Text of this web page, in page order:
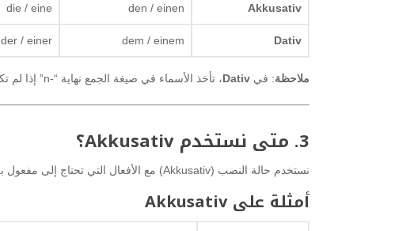
Akkusativ
den / einen
die / eine
Dativ
dem / einem
der / einer
ملاحظة: في Dativ، تأخذ الأسماء في صيغة الجمع نهاية “-n” إذا لم تكن موجودة بالفعل.
3. متى نستخدم Akkusativ؟
نستخدم حالة النصب (Akkusativ) مع الأفعال التي تحتاج إلى مفعول به مباشر.
أمثلة على Akkusativ